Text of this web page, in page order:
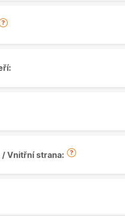
/ Vnitřní strana: